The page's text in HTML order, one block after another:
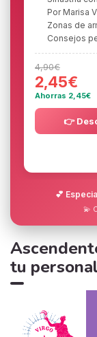
Por Marisa
Zonas de
Consejos
4,90€
2,45€
Ahorras 2,45€
👉
💕
💫
tu